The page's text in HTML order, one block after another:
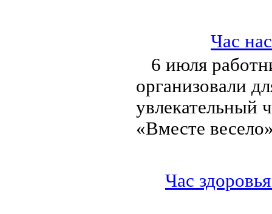
Час
6 июля
организовали
увлекательный
«Вместе
Час